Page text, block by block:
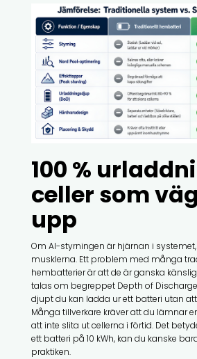
100 %
celler som
upp
Om AI-styrningen är hjärnan i
musklerna. Ett problem med många
hembatterier är att de är ganska
talas om begreppet Depth of
djupt du kan ladda ur ett batteri utan
Många tillverkare kräver att du lämnar
att inte slita ut cellerna i förtid. Det
ett batteri på 10 kWh, kan du kanske
praktiken.